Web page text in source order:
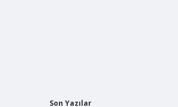
Son Yazılar